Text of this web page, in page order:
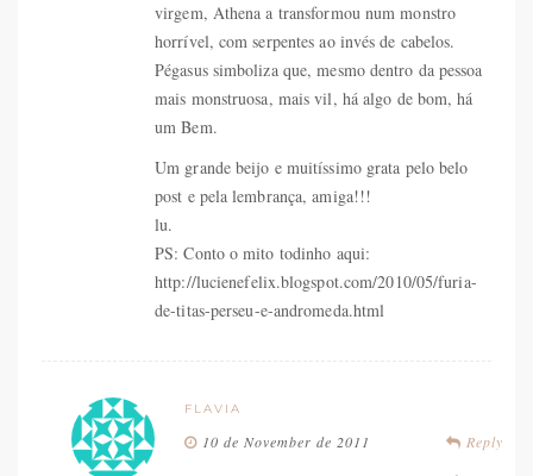
virgem, Athena a transformou num monstro
horrível, com serpentes ao invés de cabelos.
Pégasus simboliza que, mesmo dentro da pessoa
mais monstruosa, mais vil, há algo de bom, há
um Bem.
Um grande beijo e muitíssimo grata pelo belo
post e pela lembrança, amiga!!!
lu.
PS: Conto o mito todinho aqui:
http://lucienefelix.blogspot.com/2010/05/furia-
de-titas-perseu-e-andromeda.html
FLAVIA
Reply
10 de November de 2011